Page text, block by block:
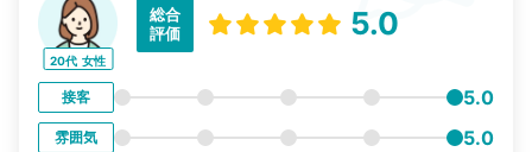
20代 女性
総合
評価
5.0
接客 5.0
雰囲気 5.0